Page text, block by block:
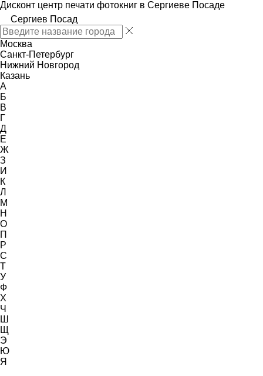
Дисконт центр печати фотокниг в Сергиеве Посаде
Сергиев Посад
Москва
Санкт-Петербург
Нижний Новгород
Казань
А
Б
В
Г
Д
Е
Ж
З
И
К
Л
М
Н
О
П
Р
С
Т
У
Ф
Х
Ч
Ш
Щ
Э
Ю
Я